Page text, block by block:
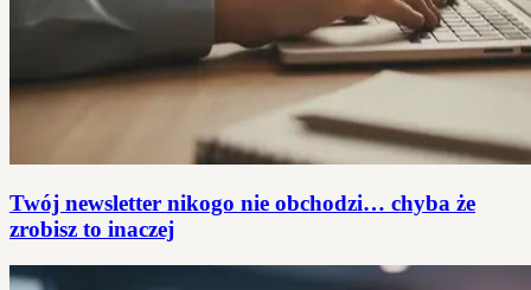
Twój newsletter nikogo nie obchodzi… chyba że
zrobisz to inaczej